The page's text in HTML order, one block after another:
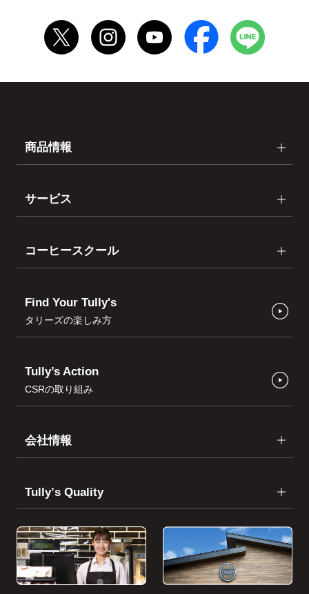
商品情報
サービス
コーヒースクール
Find Your Tully's
タリーズの楽しみ方
Tully’s Action
CSRの取り組み
会社情報
Tullyʼs Quality